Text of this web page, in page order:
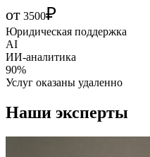
от 3500₽
Юридическая поддержка
AI
ИИ-аналитика
90%
Услуг оказаны удаленно
Наши эксперты